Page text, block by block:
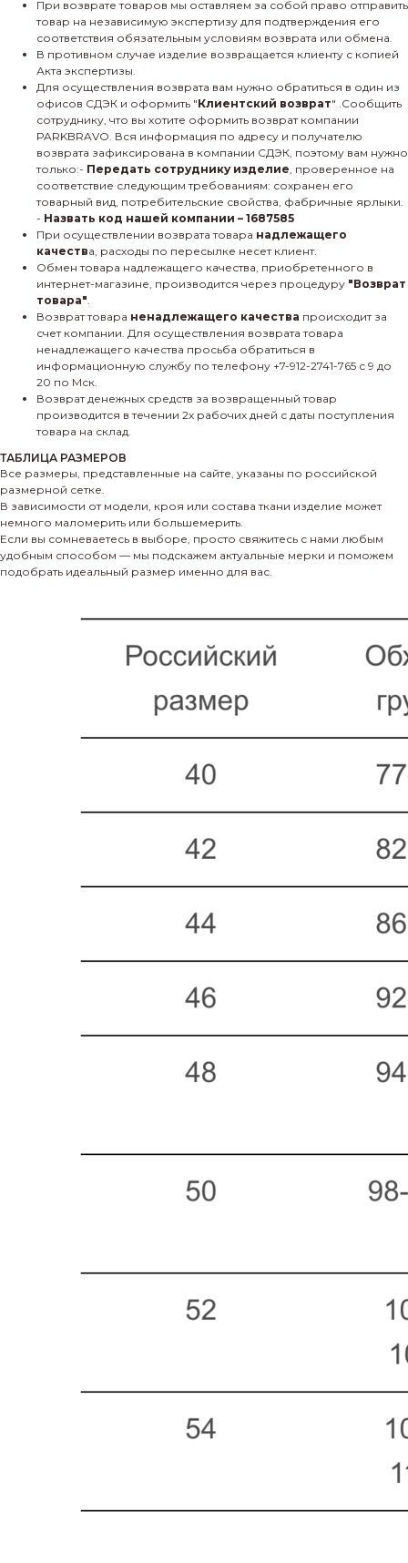
При возврате товаров мы оставляем за собой право отправить
товар на независимую экспертизу для подтверждения его
соответствия обязательным условиям возврата или обмена.
В противном случае изделие возвращается клиенту с копией
Акта экспертизы.
Для осуществления возврата вам нужно обратиться в один из
офисов СДЭК и оформить "Клиентский возврат" .Сообщить
сотруднику, что вы хотите оформить возврат компании
PARKBRAVO. Вся информация по адресу и получателю
возврата зафиксирована в компании СДЭК, поэтому вам нужно
только:- Передать сотруднику изделие, проверенное на
соответствие следующим требованиям: сохранен его
товарный вид, потребительские свойства, фабричные ярлыки.
- Назвать код нашей компании – 1687585
При осуществлении возврата товара надлежащего
качества, расходы по пересылке несет клиент.
Обмен товара надлежащего качества, приобретенного в
интернет-магазине, производится через процедуру "Возврат
товара".
Возврат товара ненадлежащего качества происходит за
счет компании. Для осуществления возврата товара
ненадлежащего качества просьба обратиться в
информационную службу по телефону +7-912-2741-765 с 9 до
20 по Мск.
Возврат денежных средств за возвращенный товар
производится в течении 2х рабочих дней с даты поступления
товара на склад.
ТАБЛИЦА РАЗМЕРОВ
Все размеры, представленные на сайте, указаны по российской
размерной сетке.
В зависимости от модели, кроя или состава ткани изделие может
немного маломерить или большемерить.
Если вы сомневаетесь в выборе, просто свяжитесь с нами любым
удобным способом — мы подскажем актуальные мерки и поможем
подобрать идеальный размер именно для вас.